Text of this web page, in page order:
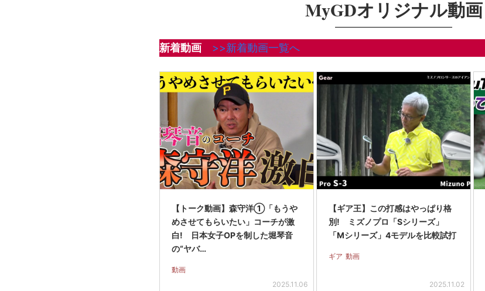
MyGDオリジナル動画
新着動画 >>新着動画一覧へ
【トーク動画】森守洋①「もうや
めさせてもらいたい」コーチが激
白! 日本女子OPを制した堀琴音
の“ヤバ…
動画
2025.11.06
【ギア王】この打感はやっぱり格
別! ミズノプロ「Sシリーズ」
「Mシリーズ」4モデルを比較試打
ギア 動画
2025.11.02